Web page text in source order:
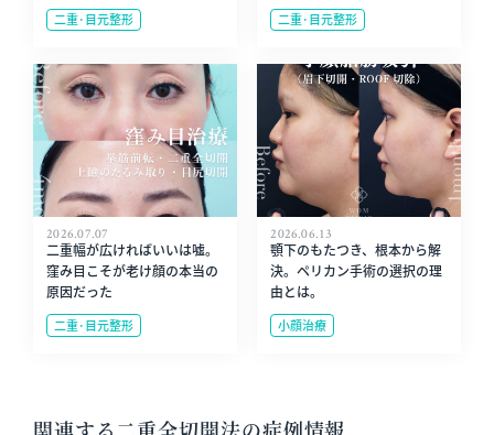
二重･目元整形 二重･目元整形
2026.07.07
二重幅が広ければいいは嘘。
窪み目こそが老け顔の本当の
原因だった
二重･目元整形
2026.06.13
顎下のもたつき、根本から解
決。ペリカン手術の選択の理
由とは。
小顔治療